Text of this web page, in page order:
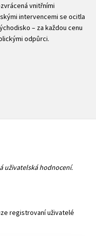
vnitřními
intervencemi se ocitla
– za každou cenu
odpůrci.
uživatelská hodnocení.
registrovaní uživatelé